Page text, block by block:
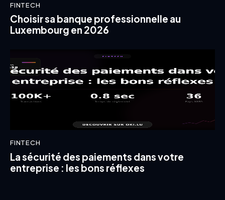
FINTECH
Choisir sa banque professionnelle au
Luxembourg en 2026
FINTECH
La sécurité des paiements dans votre
entreprise : les bons réflexes